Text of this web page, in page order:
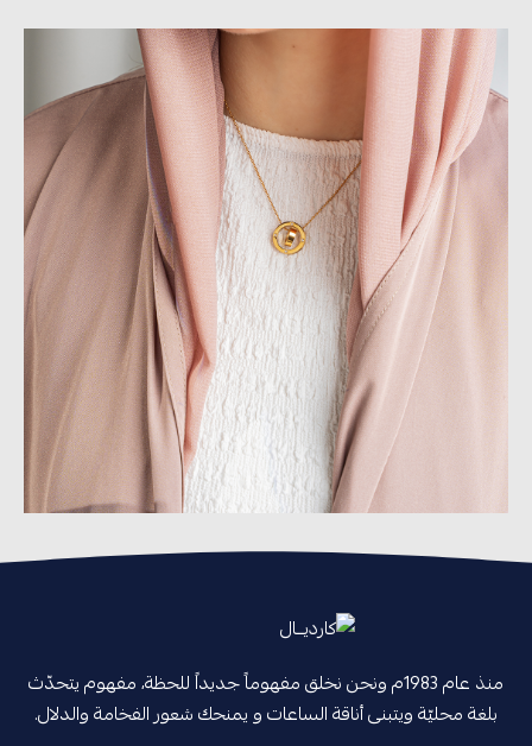
منذ عام 1983م ونحن نخلق مفهوماً جديداً للحظة، مفهوم يتحدّث
بلغة محليّة ويتبنى أناقة الساعات و يمنحك شعور الفخامة والدلال.